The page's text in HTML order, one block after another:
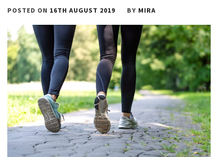
POSTED ON 16TH AUGUST 2019 BY MIRA